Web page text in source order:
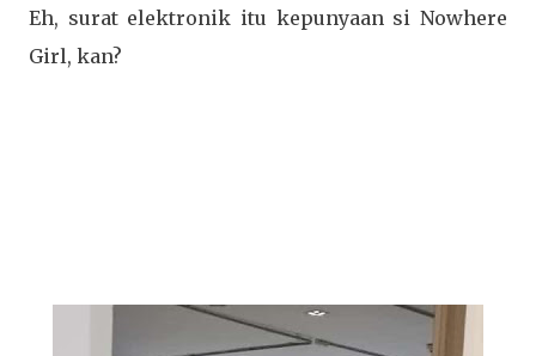
Eh, surat elektronik itu kepunyaan si Nowhere
Girl, kan?